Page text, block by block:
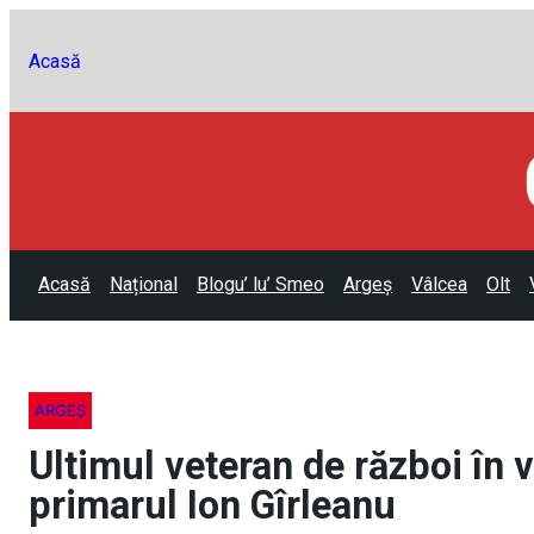
Acasă
Acasă Național Blogu’ lu’ Smeo Argeș Vâlcea Olt
ARGEȘ
Ultimul veteran de război în
primarul Ion Gîrleanu